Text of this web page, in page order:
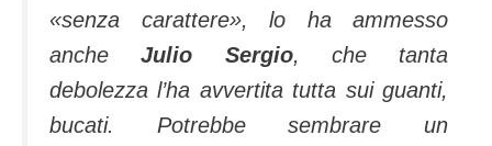
«senza carattere», lo ha ammesso
ancheJulio Sergio, che tanta
debolezza l’ha avvertita tutta sui guanti,
bucati. Potrebbe sembrare un